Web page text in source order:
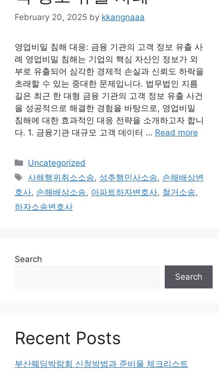
February 20, 2025 by kkangnaaa
영업비밀 침해 대응: 금융 기관의 고객 정보 유출 사
례 영업비밀 침해는 기업의 핵심 자산인 정보가 외
부로 유출되어 심각한 경제적 손실과 신뢰도 하락을
초래할 수 있는 중대한 문제입니다. 법무법인 지름
길은 최근 한 대형 금융 기관의 고객 정보 유출 사건
을 성공적으로 해결한 경험을 바탕으로, 영업비밀
침해에 대한 효과적인 대응 전략을 소개하고자 합니
다. 1. 금융기관 대규모 고객 데이터 … Read more
Categories
Uncategorized
Tags
사해행위취소소송, 성추행민사소송, 손해배상변
호사, 손해배상소송, 아파트하자변호사, 철거소송,
하자소송변호사
Search
Search
Recent Posts
부산웨딩박람회 신청방법과 준비물 체크리스트